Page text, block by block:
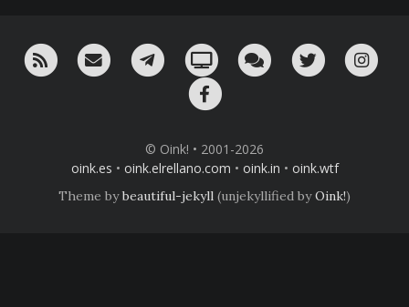
RSS ¡Mándame un email!¡Nuestro canal en Telegram!
Oink! TV Charla con nosotros
Twitter
© Oink! • 2001-2026
oink.es • oink.elrellano.com • oink.in • oink.wtf
Theme bybeautiful-jekyll (unjekyllified byOink!)